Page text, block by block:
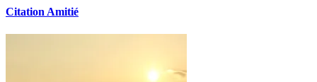
Citation Amitié